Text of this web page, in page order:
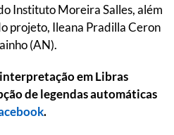
Instituto Moreira Salles, além
projeto, Ileana Pradilla Ceron
(AN).
em Libras
de legendas automáticas
.